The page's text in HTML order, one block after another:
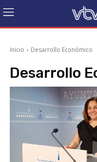
Inicio Desarrollo Económico
Desarrollo